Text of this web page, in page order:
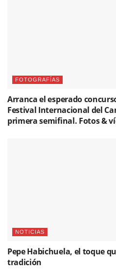
FOTOGRAFÍAS
Arranca el esperado
Festival Internacional del
primera semifinal. Fotos &
NOTICIAS
Pepe Habichuela, el toque
tradición